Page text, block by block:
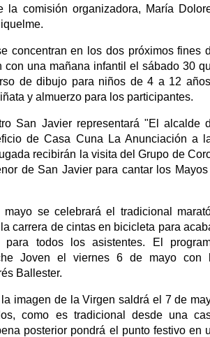
la comisión organizadora, María
concentran en los dos próximos fines
con una mañana infantil el sábado 30
de dibujo para niños de 4 a 12
y almuerzo para los participantes.
San Javier representará "El alcalde
de Casa Cuna La Anunciación a
recibirán la visita del Grupo de
de San Javier para cantar los
se celebrará el tradicional
carrera de cintas en bicicleta para
todos los asistentes. El
Joven el viernes 6 de mayo con
Ballester.
imagen de la Virgen saldrá el 7 de
como es tradicional desde una
posterior pondrá el punto festivo en